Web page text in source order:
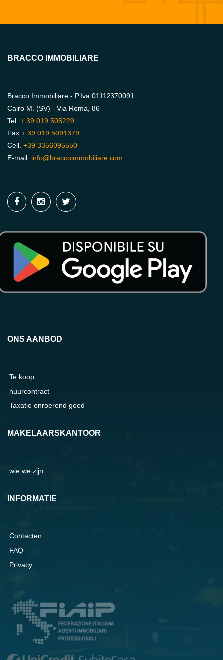
BRACCO IMMOBILIARE
Bracco Immobiliare - P.Iva 01112370091
Cairo M. (SV) - Via Roma, 86
Tel. + 39 019 505229
Fax + 39 019 5091379
Cell. +39 3356095550
E-mail: info@braccoimmobiliare.com
ONS AANBOD
Te koop
huurcontract
Taxatie onroerend goed
MAKELAARSKANTOOR
wie we zijn
INFORMATIE
Contacten
FAQ
Privacy